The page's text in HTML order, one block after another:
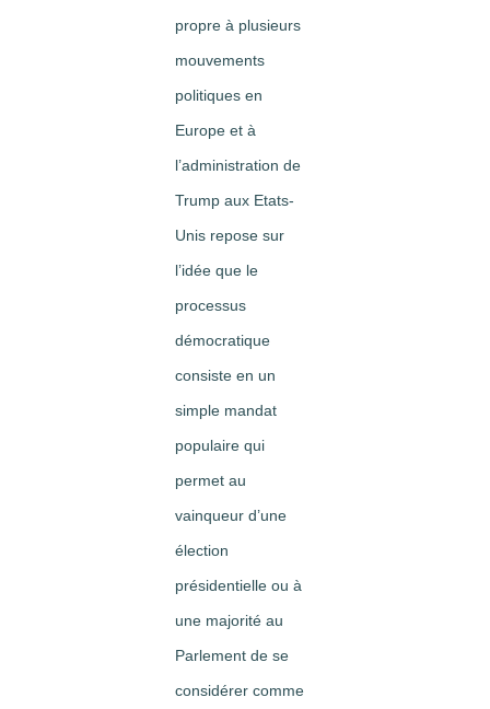
propre à plusieurs
mouvements
politiques en
Europe et à
l’administration de
Trump aux Etats-
Unis repose sur
l’idée que le
processus
démocratique
consiste en un
simple mandat
populaire qui
permet au
vainqueur d’une
élection
présidentielle ou à
une majorité au
Parlement de se
considérer comme